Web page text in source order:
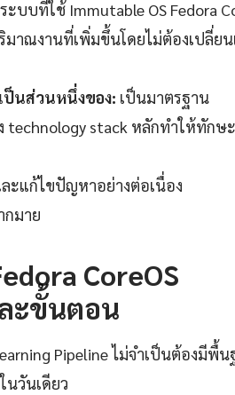
ะบบที่ใช้ Immutable OS Fedora
มาณงานที่เพิ่มขึ้นโดยไม่ต้องเปลี่ย
ป็นส่วนหนึ่งของ: เป็นมาตรฐาน
technology stack หลักทำให้ทักษ
แก้ไขปัญหาอย่างต่อเนื่อง
มาย
CoreOS
ะขั้นตอน
Pipeline ไม่จำเป็นต้องมีพื้
นวันเดียว